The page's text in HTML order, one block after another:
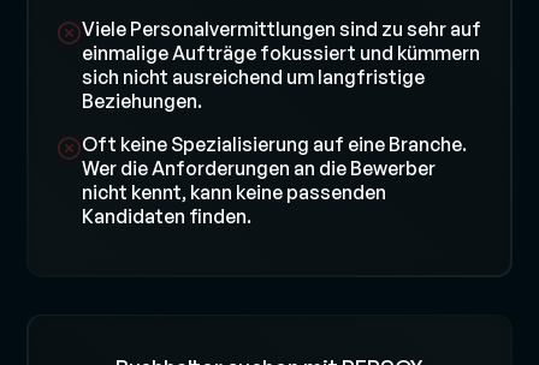
Viele Personalvermittlungen sind zu sehr auf
einmalige Aufträge fokussiert und kümmern
sich nicht ausreichend um langfristige
Beziehungen.
Oft keine Spezialisierung auf eine Branche.
Wer die Anforderungen an die Bewerber
nicht kennt, kann keine passenden
Kandidaten finden.